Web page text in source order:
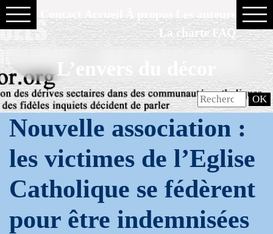
La charte FAQ
L’envers du décor
Nouvelle association :
les victimes de l’Eglise
Catholique se fédèrent
pour être indemnisées